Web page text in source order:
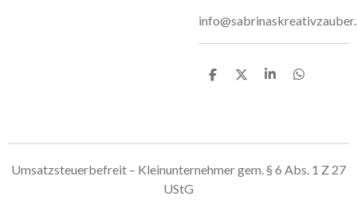
T
n
T
n
T
n
T
n
Umsatzsteuerbefreit – Kleinunternehmer gem. § 6 Abs. 1 Z 27
UStG